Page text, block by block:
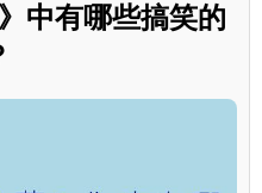
中有哪些搞笑的